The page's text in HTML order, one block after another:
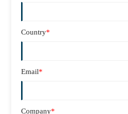
Country*
Email*
Company*